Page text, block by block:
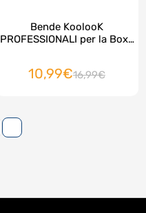
Bende KoolooK
PROFESSIONALI per la Boxe
10,99€16,99€